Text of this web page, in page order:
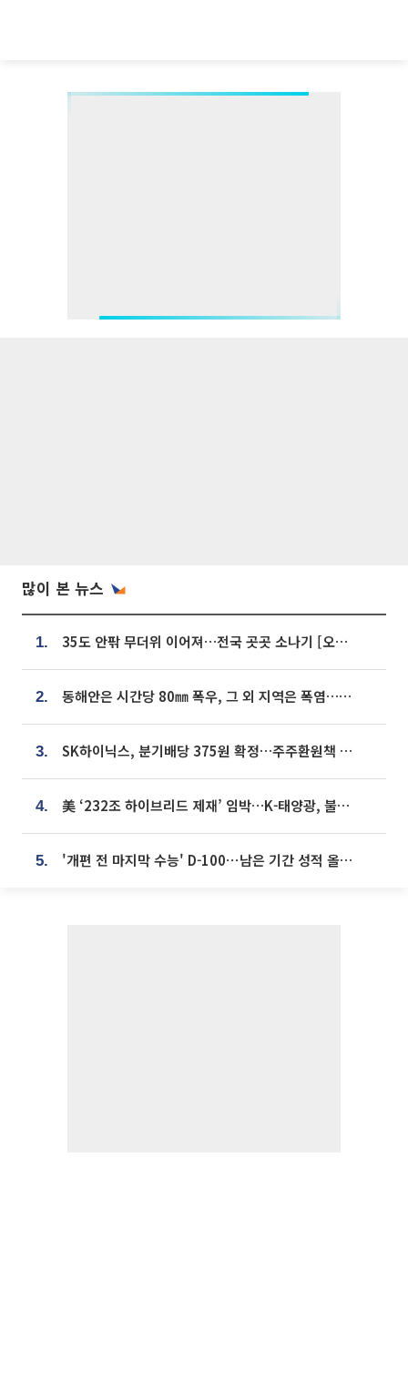
많이 본 뉴스
1. 35도 안팎 무더위 이어져…전국 곳곳 소나기 [오늘 날씨]
2. 동해안은 시간당 80㎜ 폭우, 그 외 지역은 폭염…‘극과 극 날씨’
3. SK하이닉스, 분기배당 375원 확정…주주환원책 9월로 앞당겨 발표
4. 美 ‘232조 하이브리드 제재’ 임박…K-태양광, 불확실성 털고 날개 다나
5. '개편 전 마지막 수능' D-100⋯남은 기간 성적 올릴 전략은